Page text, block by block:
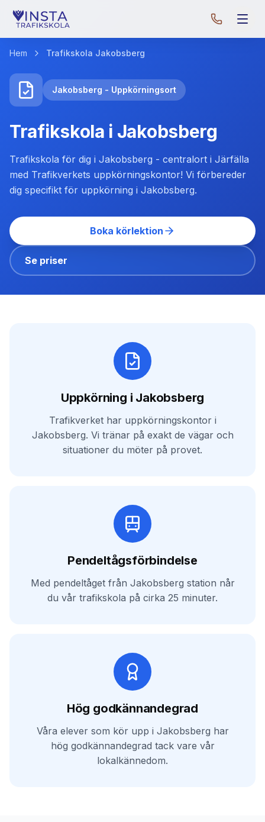
Hem Trafikskola Jakobsberg
Jakobsberg - Uppkörningsort
Trafikskola i Jakobsberg
Trafikskola för dig i Jakobsberg - centralort i Järfälla
med Trafikverkets uppkörningskontor! Vi förbereder
dig specifikt för uppkörning i Jakobsberg.
Boka körlektion
Se priser
Uppkörning i Jakobsberg
Trafikverket har uppkörningskontor i
Jakobsberg. Vi tränar på exakt de vägar och
situationer du möter på provet.
Pendeltågsförbindelse
Med pendeltåget från Jakobsberg station når
du vår trafikskola på cirka 25 minuter.
Hög godkännandegrad
Våra elever som kör upp i Jakobsberg har
hög godkännandegrad tack vare vår
lokalkännedom.